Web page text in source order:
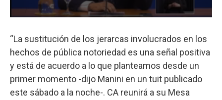
“La sustitución de los jerarcas involucrados en los
hechos de pública notoriedad es una señal positiva
y está de acuerdo a lo que planteamos desde un
primer momento -dijo Manini en un tuit publicado
este sábado a la noche-. CA reunirá a su Mesa